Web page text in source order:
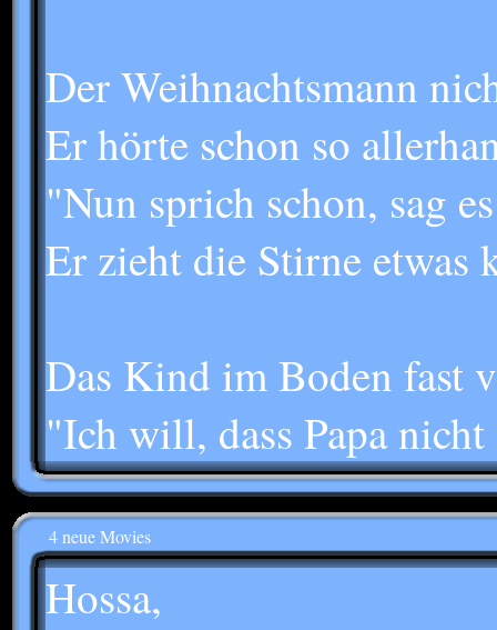
Der Weihnachtsmann
Er hörte schon so
"Nun sprich schon, sag
Er zieht die Stirne etwas
Das Kind im Boden fast
"Ich will, dass Papa
4 neue Movies
Hossa,